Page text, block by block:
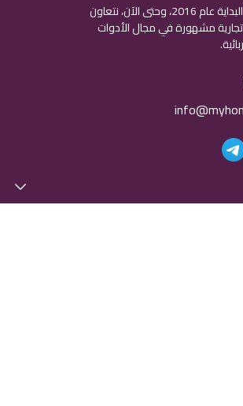
تأسست myhome في البداية عام 2016، وحتى الآن، نتعاون
50 علامة تجارية مشهورة في مجال الأدوات